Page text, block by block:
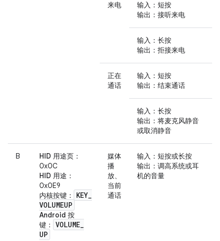
来电 输入 ：短按
输出 ：接听来电
输入 ：长按
输出 ：拒接来电
正在
通话
输入 ：短按
输出 ：结束通话
输入 ：长按
输出 ：将麦克风静音
或取消静音
B HID 用途页 ：
0x0C
HID 用途 ：
0x0E9
内核按键 ： KEY_
VOLUMEUP
Android 按
键 ： VOLUME_
UP
媒体
播
放、
当前
通话
输入 ：短按或长按
输出 ：调高系统或耳
机的音量